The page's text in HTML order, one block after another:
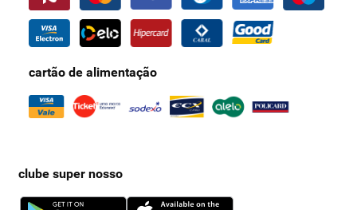
cartão de alimentação
clube super nosso